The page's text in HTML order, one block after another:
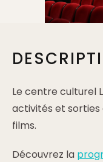
Le centre culturel
activités et sorties
films.
Découvrez la